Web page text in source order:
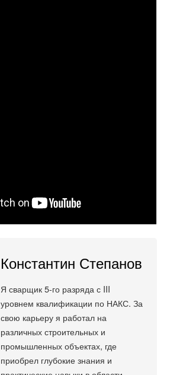
Константин Степанов
Я сварщик 5-го разряда с III
уровнем квалификации по НАКС. За
свою карьеру я работал на
различных строительных и
промышленных объектах, где
приобрел глубокие знания и